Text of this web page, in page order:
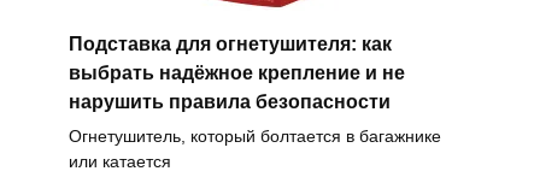
Подставка для огнетушителя: как
выбрать надёжное крепление и не
нарушить правила безопасности
Огнетушитель, который болтается в багажнике
или катается